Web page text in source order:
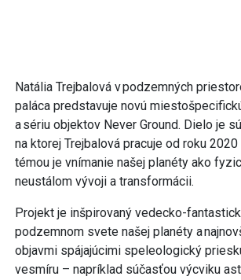
Natália Trejbalová v podzemných
paláca predstavuje novú
a sériu objektov Never Ground. Dielo je
na ktorej Trejbalová pracuje od roku
témou je vnímanie našej planéty ako
neustálom vývoji a transformácii.
Projekt je inšpirovaný vedecko-
podzemnom svete našej planéty a
objavmi spájajúcimi speleologický
vesmíru – napríklad súčasťou výcviku